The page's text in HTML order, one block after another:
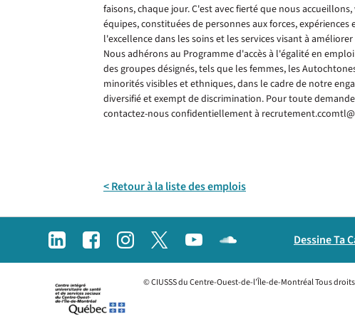
faisons, chaque jour. C'est avec fierté que nous
équipes, constituées de personnes aux forces,
l'excellence dans les soins et les services visant à améliorer
Nous adhérons au Programme d'accès à l'égalité en
des groupes désignés, tels que les femmes, les
minorités visibles et ethniques, dans le cadre de notre
diversifié et exempt de discrimination. Pour toute
contactez-nous confidentiellement à
< Retour à la liste des emplois
Dessine Ta
© CIUSSS du Centre-Ouest-de-l’Île-de-Montréal Tous